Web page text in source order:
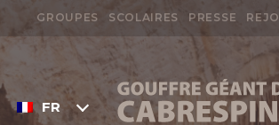
Passer
au
contenu
GROUPES SCOLAIRES PRESSE
FRANÇAIS